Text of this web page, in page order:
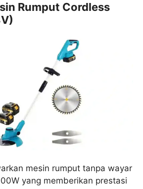
Rumput Cordless
mesin rumput tanpa wayar
yang memberikan prestasi